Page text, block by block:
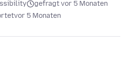
gefragt vor 5 Monaten
vor 5 Monaten